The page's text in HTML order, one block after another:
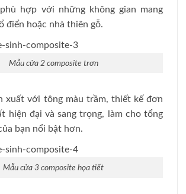
hợp với những không gian mang
điển hoặc nhà thiên gỗ.
Mẫu cửa 2 composite trơn
xuất với tông màu trầm, thiết kế đơn
hiện đại và sang trọng, làm cho tổng
bạn nổi bật hơn.
Mẫu cửa 3 composite họa tiết